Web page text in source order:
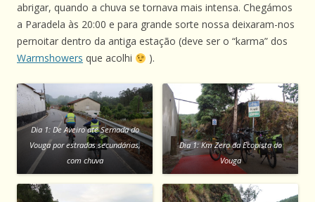
abrigar, quando a chuva se tornava mais intensa. Chegámos
a Paradela às 20:00 e para grande sorte nossa deixaram-nos
pernoitar dentro da antiga estação (deve ser o “karma” dos
Warmshowers que acolhi ).
Dia 1: De Aveiro até Sernada do
Vouga por estradas secundárias,
com chuva
Dia 1: Km Zero da Ecopista do
Vouga